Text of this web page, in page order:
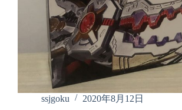
ssjgoku 2020年8月12日